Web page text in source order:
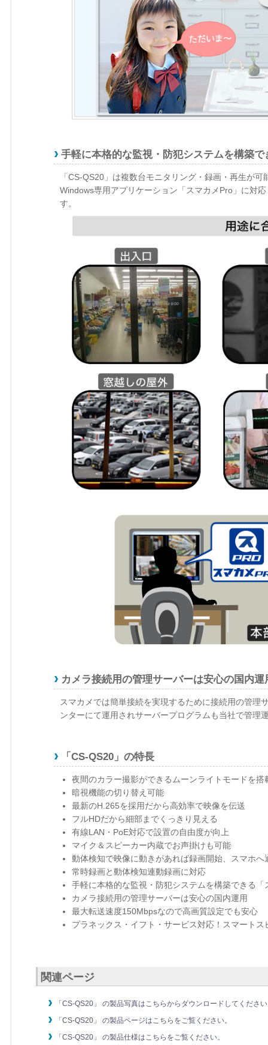
手軽に本格的な監視・防犯システムを構築
「CS-QS20」は複数台モニタリング・録画・再生が
Windows専用アプリケーション「スマカメPro」に対
す。
カメラ接続用の管理サーバーは安心の国内運
スマカメでは簡単接続を実現するために接続用の管理
ンターにて運用されサーバープログラムも当社で管理
「CS-QS20」の特長
夜間のカラー撮影ができるムーンライトモードを搭
暗視機能の切り替え可能
最新のH.265を採用だから高効率で映像を伝送
フルHDだから細部までくっきり見える
有線LAN・PoE対応で設置の自由度が向上
マイク＆スピーカー内蔵でお声掛けも可能
動体検知で映像に動きがあれば録画開始、スマホへ
常時録画と動体検知連動録画に対応
手軽に本格的な監視・防犯システムを構築できる「
カメラ接続用の管理サーバーは安心の国内運用
最大転送速度150Mbpsなので高画質設定でも安心
プラネックス・イフト・サービス対応！スマート
関連ページ
「CS-QS20」 の製品写真はこちらからダウンロードしてくださ
「CS-QS20」 の製品ページはこちらをご覧ください。
「CS-QS20」 の製品仕様はこちらをご覧ください。